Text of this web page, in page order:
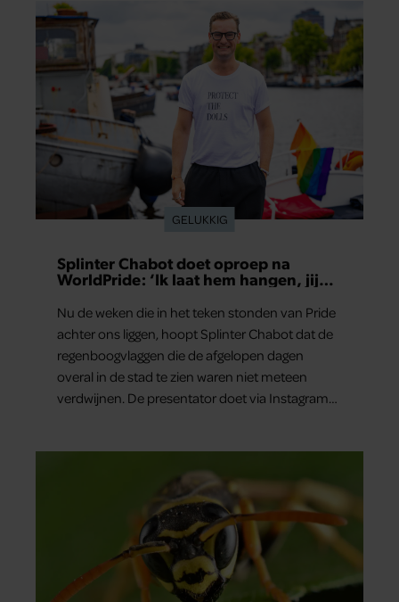
GELUKKIG
Splinter Chabot doet oproep na
WorldPride: ‘Ik laat hem hangen, jij
Nu de weken die in het teken stonden van Pride
achter ons liggen, hoopt Splinter Chabot dat de
regenboogvlaggen die de afgelopen dagen
overal in de stad te zien waren niet meteen
verdwijnen. De presentator doet via Instagram